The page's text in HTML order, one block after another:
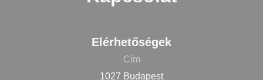
Elérhetőségek
Cím
1027 Budapest